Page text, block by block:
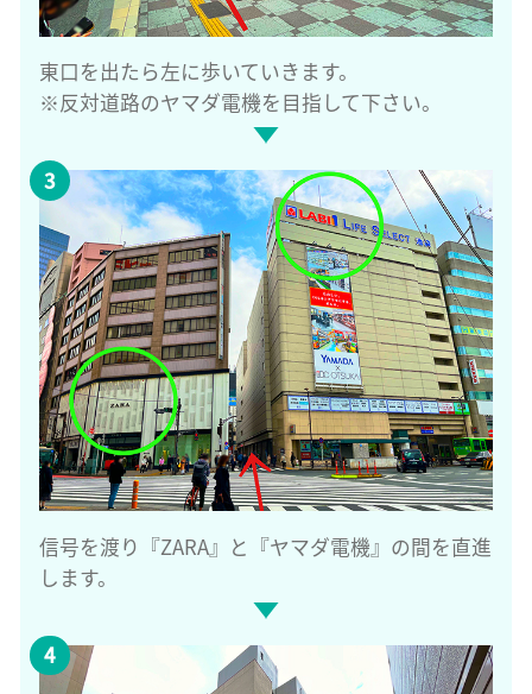
東口を出たら左に歩いていきます。
※反対道路のヤマダ電機を目指して下さい。
信号を渡り『ZARA』と『ヤマダ電機』の間を直進
します。